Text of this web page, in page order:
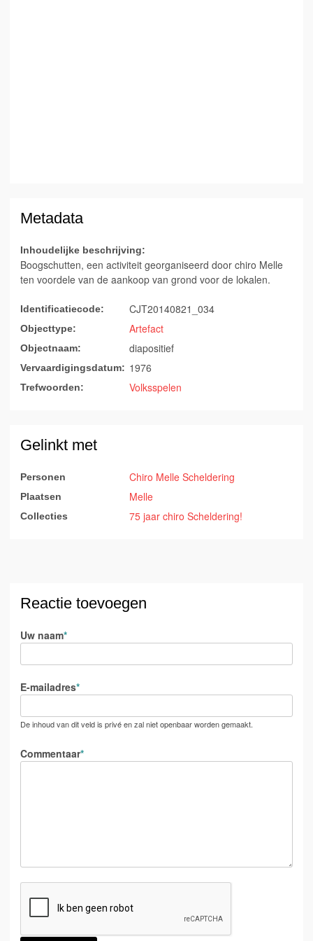
Metadata
Inhoudelijke beschrijving:
Boogschutten, een activiteit georganiseerd door chiro Melle
ten voordele van de aankoop van grond voor de lokalen.
Identificatiecode: CJT20140821_034
Objecttype: Artefact
Objectnaam: diapositief
Vervaardigingsdatum: 1976
Trefwoorden: Volksspelen
Gelinkt met
Personen Chiro Melle Scheldering
Plaatsen Melle
Collecties 75 jaar chiro Scheldering!
Reactie toevoegen
Uw naam
E-mailadres
De inhoud van dit veld is privé en zal niet openbaar worden gemaakt.
Commentaar